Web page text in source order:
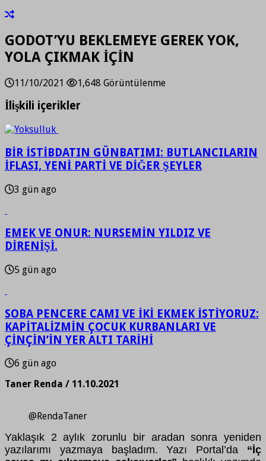
GODOT’YU BEKLEMEYE GEREK YOK,
YOLA ÇIKMAK İÇİN
11/10/2021 1,648 Görüntülenme
İlişkili içerikler
BİR İSTİBDATIN GÜNBATIMI: BUTLANCILARIN
İFLASI, YENİ PARTİ VE DİĞER ŞEYLER
3 gün ago
EMEK VE ONUR: NURSEMİN YILDIZ VE
DİRENİŞİ.
5 gün ago
SOBA PENCERE CAMI VE İKİ EKMEK İSTİYORUZ:
KAPİTALİZMİN ÇOCUK KURBANLARI VE
ÇİNÇİN’İN YER ALTI TARİHİ
6 gün ago
Taner Renda / 11.10.2021
@RendaTaner
Yaklaşık 2 aylık zorunlu bir aradan sonra yeniden
yazılarımı yazmaya başladım. Yazı Portal’da “İç